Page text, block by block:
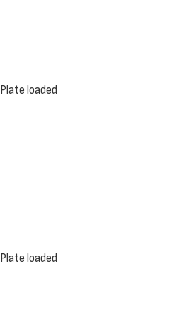
Plate loaded
Plate loaded